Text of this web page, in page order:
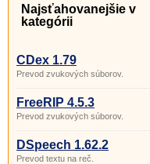
Najsťahovanejšie v
kategórii
CDex 1.79
Prevod zvukových súborov.
FreeRIP 4.5.3
Prevod zvukových súborov.
DSpeech 1.62.2
Prevod textu na reč.